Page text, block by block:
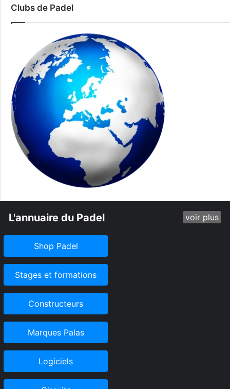
Clubs de Padel
L'annuaire du Padel voir plus
Shop Padel
Stages et formations
Constructeurs
Marques Palas
Logiciels